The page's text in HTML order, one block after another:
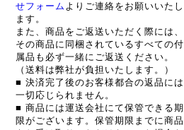
せフォーム よりご連絡をお願いいたし
ます。
また、商品をご返送いただく際には、
その商品に同梱されているすべての付
属品も必ず一緒にご返送ください。
（送料は弊社が負担いたします。）
■ 決済完了後のお客様都合の返品には
一切応じられません。
■ 商品には運送会社にて保管できる期
限がございます。保管期限までに商品